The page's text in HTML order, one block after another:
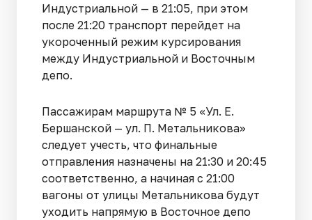
Индустриальной — в 21:05, при этом
после 21:20 транспорт перейдет на
укороченный режим курсирования
между Индустриальной и Восточным
депо.
Пассажирам маршрута № 5 «Ул. Е.
Бершанской — ул. П. Метальникова»
следует учесть, что финальные
отправления назначены на 21:30 и 20:45
соответственно, а начиная с 21:00
вагоны от улицы Метальникова будут
уходить напрямую в Восточное депо